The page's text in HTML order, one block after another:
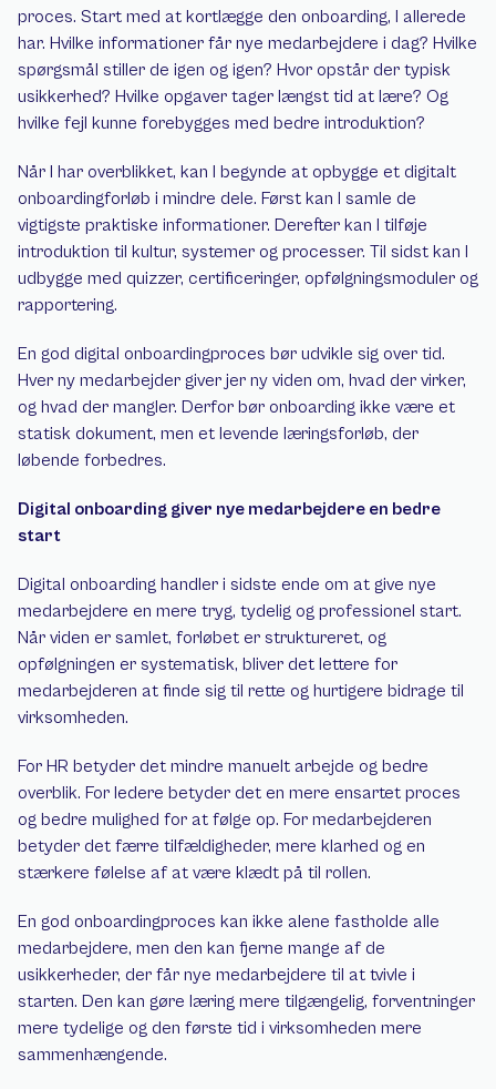
proces. Start med at kortlægge den onboarding, I allerede
har. Hvilke informationer får nye medarbejdere i dag? Hvilke
spørgsmål stiller de igen og igen? Hvor opstår der typisk
usikkerhed? Hvilke opgaver tager længst tid at lære? Og
hvilke fejl kunne forebygges med bedre introduktion?
Når I har overblikket, kan I begynde at opbygge et digitalt
onboardingforløb i mindre dele. Først kan I samle de
vigtigste praktiske informationer. Derefter kan I tilføje
introduktion til kultur, systemer og processer. Til sidst kan I
udbygge med quizzer, certificeringer, opfølgningsmoduler og
rapportering.
En god digital onboardingproces bør udvikle sig over tid.
Hver ny medarbejder giver jer ny viden om, hvad der virker,
og hvad der mangler. Derfor bør onboarding ikke være et
statisk dokument, men et levende læringsforløb, der
løbende forbedres.
Digital onboarding giver nye medarbejdere en bedre
start
Digital onboarding handler i sidste ende om at give nye
medarbejdere en mere tryg, tydelig og professionel start.
Når viden er samlet, forløbet er struktureret, og
opfølgningen er systematisk, bliver det lettere for
medarbejderen at finde sig til rette og hurtigere bidrage til
virksomheden.
For HR betyder det mindre manuelt arbejde og bedre
overblik. For ledere betyder det en mere ensartet proces
og bedre mulighed for at følge op. For medarbejderen
betyder det færre tilfældigheder, mere klarhed og en
stærkere følelse af at være klædt på til rollen.
En god onboardingproces kan ikke alene fastholde alle
medarbejdere, men den kan fjerne mange af de
usikkerheder, der får nye medarbejdere til at tvivle i
starten. Den kan gøre læring mere tilgængelig, forventninger
mere tydelige og den første tid i virksomheden mere
sammenhængende.